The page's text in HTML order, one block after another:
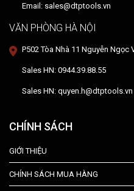
Email: sales@dtptools.vn
VĂN PHÒNG HÀ NỘI
P502 Tòa Nhà 11 Nguyễn Ngọc
Sales HN: 0944.39.88.55
Sales HN: quyen.h@dtptools.vn
CHÍNH SÁCH
GIỚI THIỆU
CHÍNH SÁCH MUA HÀNG